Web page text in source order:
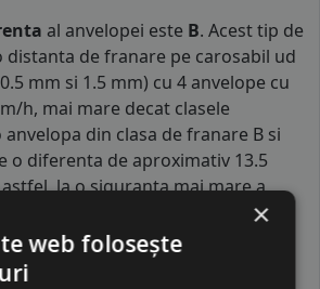
al anvelopei este B. Acest tip de
distanta de franare pe carosabil ud
mm si 1.5 mm) cu 4 anvelope cu
h, mai mare decat clasele
din clasa de franare B si
o diferenta de aproximativ 13.5
la o siguranta mai mare a
din trafic.
×
web folosește